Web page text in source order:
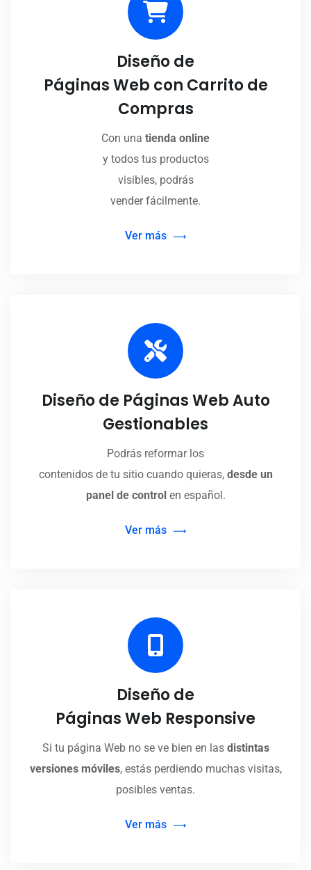
Diseño de
Páginas Web con Carrito de
Compras
Con una tienda online
y todos tus productos
visibles, podrás
vender fácilmente.
Ver más
Diseño de Páginas Web Auto
Gestionables
Podrás reformar los
contenidos de tu sitio cuando quieras, desde un
panel de control en español.
Ver más
Diseño de
Páginas Web Responsive
Si tu página Web no se ve bien en las distintas
versiones móviles, estás perdiendo muchas visitas,
posibles ventas.
Ver más